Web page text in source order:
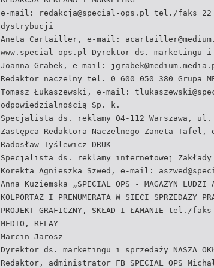
e-mail:
redakcja@special-ops.pl tel./faks 22
dystrybucji
Aneta Cartailler, e-mail:
www.special-ops.pl Dyrektor ds. marketingu i
Joanna Grabek, e-mail:
Redaktor naczelny tel. 0 600 050 380 Grupa
Tomasz Łukaszewski, e-mail:
odpowiedzialnością Sp. k.
Specjalista ds. reklamy 04-112 Warszawa, ul.
Zastępca Redaktora Naczelnego Żaneta
Radosław Tyślewicz DRUK
Specjalista ds. reklamy internetowej Zakłady
Korekta Agnieszka Szwed, e-mail:
Anna Kuziemska „SPECIAL OPS - MAGAZYN LUDZI
KOLPORTAŻ I PRENUMERATA W SIECI SPRZEDAŻY
PROJEKT GRAFICZNY, SKŁAD I ŁAMANIE tel./faks
MEDIO, RELAY
Marcin Jarosz
Dyrektor ds. marketingu i sprzedaży NASZA
Redaktor, administrator FB SPECIAL OPS